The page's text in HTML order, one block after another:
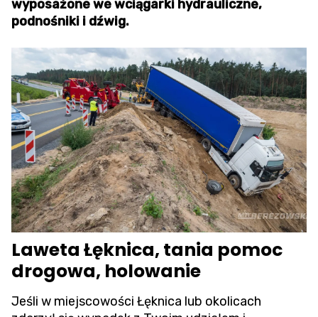
wyposażone we wciągarki hydrauliczne,
podnośniki i dźwig.
Laweta Łęknica, tania pomoc
drogowa, holowanie
Jeśli w miejscowości Łęknica lub okolicach